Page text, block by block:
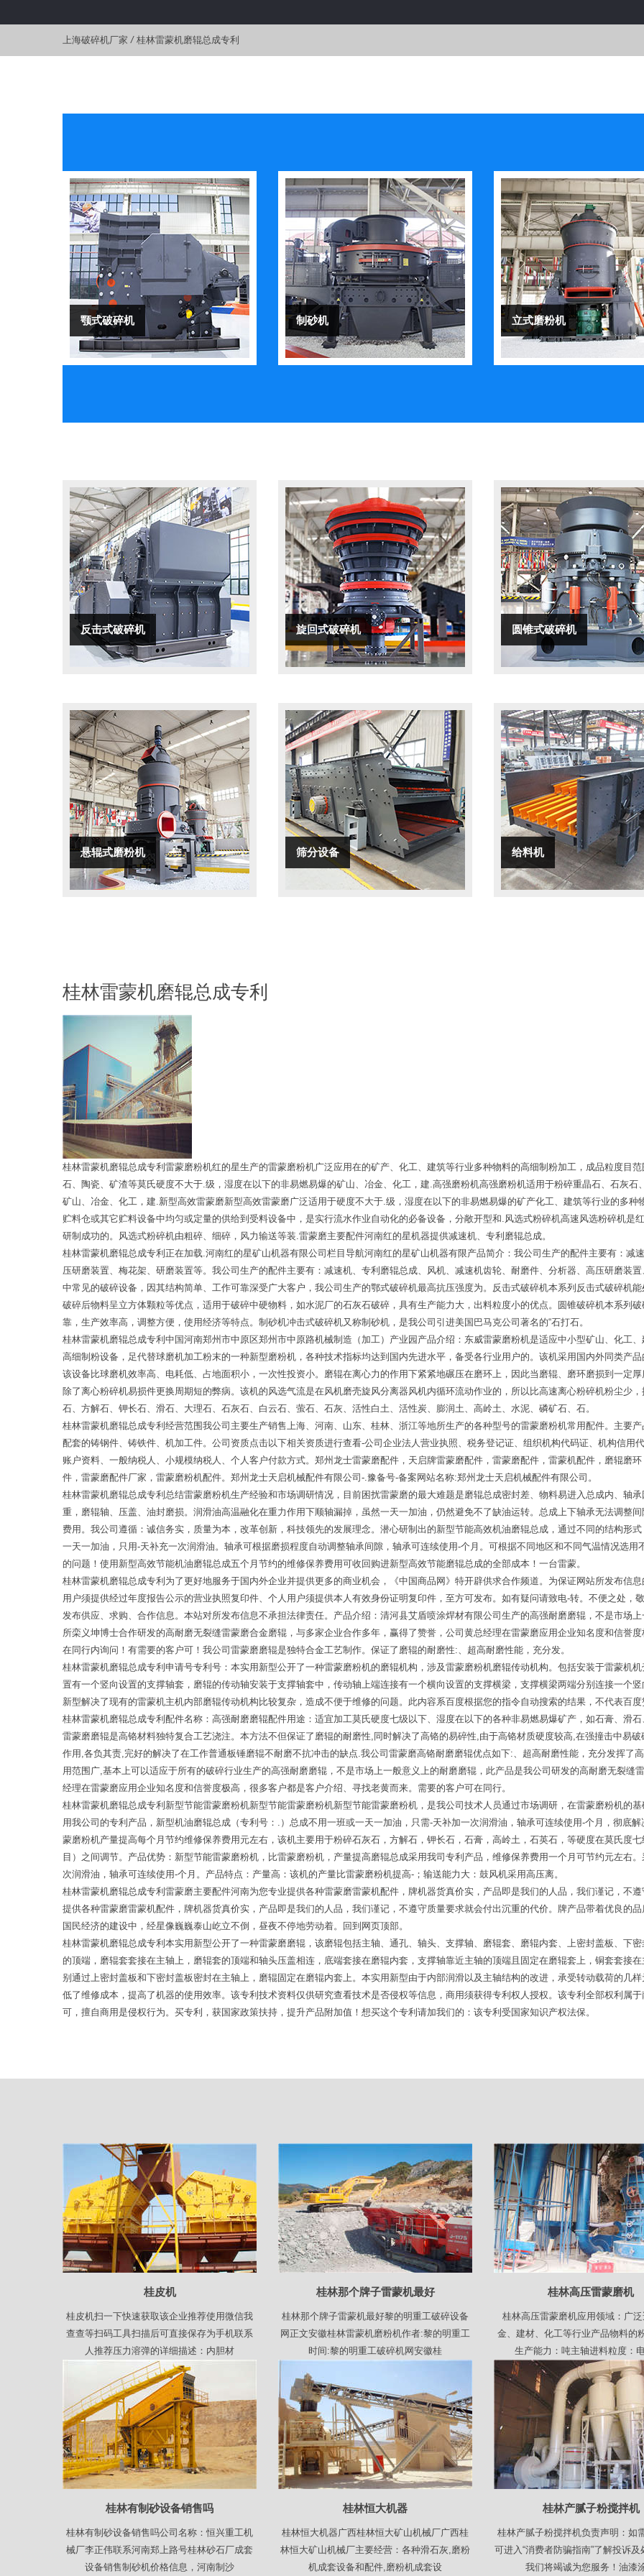
上海破碎机厂家 / 桂林雷蒙机磨辊总成专利
颚式破碎机 制砂机 立式磨粉机
反击式破碎机 旋回式破碎机 圆锥式破碎机
悬辊式磨粉机 筛分设备 给料机
桂林雷蒙机磨辊总成专利
桂林雷蒙机磨辊总成专利雷蒙磨粉机红的星生产的雷蒙磨粉机广泛应用在的矿产、化工、建筑等行业多种物料的高细制粉加工，成品粒度目
石、陶瓷、矿渣等莫氏硬度不大于.级，湿度在以下的非易燃易爆的矿山、冶金、化工，建.高强磨粉机高强磨粉机适用于粉碎重晶石、石灰
矿山、冶金、化工，建.新型高效雷蒙磨新型高效雷蒙磨广泛适用于硬度不大于.级，湿度在以下的非易燃易爆的矿产化工、建筑等行业的多
贮料仓或其它贮料设备中均匀或定量的供给到受料设备中，是实行流水作业自动化的必备设备，分敞开型和.风选式粉碎机高速风选粉碎机是
研制成功的。风选式粉碎机由粗碎、细碎，风力输送等装.雷蒙磨主要配件河南红的星机器提供减速机、专利磨辊总成。
桂林雷蒙机磨辊总成专利正在加载.河南红的星矿山机器有限公司栏目导航河南红的星矿山机器有限产品简介：我公司生产的配件主要有：减
压研磨装置、梅花架、研磨装置等。我公司生产的配件主要有：减速机、专利磨辊总成、风机、减速机齿轮、耐磨件、分析器、高压研磨装
中常见的破碎设备，因其结构简单、工作可靠深受广大客户，我公司生产的鄂式破碎机最高抗压强度为。反击式破碎机本系列反击式破碎机
破碎后物料呈立方体颗粒等优点，适用于破碎中硬物料，如水泥厂的石灰石破碎，具有生产能力大，出料粒度小的优点。圆锥破碎机本系列
靠，生产效率高，调整方便，使用经济等特点。制砂机冲击式破碎机又称制砂机，是我公司引进美国巴马克公司著名的“石打石。
桂林雷蒙机磨辊总成专利中国河南郑州市中原区郑州市中原路机械制造（加工）产业园产品介绍：东威雷蒙磨粉机是适应中小型矿山、化工
高细制粉设备，足代替球磨机加工粉末的一种新型磨粉机，各种技术指标均达到国内先进水平，备受各行业用户的。该机采用国内外同类产
该设备比球磨机效率高、电耗低、占地面积小，一次性投资小。磨辊在离心力的作用下紧紧地碾压在磨环上，因此当磨辊、磨环磨损到一定
除了离心粉碎机易损件更换周期短的弊病。该机的风选气流是在风机磨壳旋风分离器风机内循环流动作业的，所以比高速离心粉碎机粉尘少
石、方解石、钾长石、滑石、大理石、石灰石、白云石、萤石、石灰、活性白土、活性炭、膨润土、高岭土、水泥、磷矿石、石。
桂林雷蒙机磨辊总成专利经营范围我公司主要生产销售上海、河南、山东、桂林、浙江等地所生产的各种型号的雷蒙磨粉机常用配件。主要
配套的铸钢件、铸铁件、机加工件。公司资质点击以下相关资质进行查看-公司企业法人营业执照、税务登记证、组织机构代码证、机构信用
账户资料、一般纳税人、小规模纳税人、个人客户付款方式。郑州龙士雷蒙磨配件，天启牌雷蒙磨配件，雷蒙磨配件，雷蒙机配件，磨辊磨
件，雷蒙磨配件厂家，雷蒙磨粉机配件。郑州龙士天启机械配件有限公司-.豫备号-备案网站名称:郑州龙士天启机械配件有限公司。
桂林雷蒙机磨辊总成专利总结雷蒙磨粉机生产经验和市场调研情况，目前困扰雷蒙磨的最大难题是磨辊总成密封差、物料易进入总成内、轴
重，磨辊轴、压盖、油封磨损。润滑油高温融化在重力作用下顺轴漏掉，虽然一天一加油，仍然避免不了缺油运转。总成上下轴承无法调整
费用。我公司遵循：诚信务实，质量为本，改革创新，科技领先的发展理念。潜心研制出的新型节能高效机油磨辊总成，通过不同的结构形
一天一加油，只用-天补充一次润滑油。轴承可根据磨损程度自动调整轴承间隙，轴承可连续使用-个月。可根据不同地区和不同气温情况选
的问题！使用新型高效节能机油磨辊总成五个月节约的维修保养费用可收回购进新型高效节能磨辊总成的全部成本！一台雷蒙。
桂林雷蒙机磨辊总成专利为了更好地服务于国内外企业并提供更多的商业机会，《中国商品网》特开辟供求合作频道。为保证网站所发布信
用户须提供经过年度报告公示的营业执照复印件、个人用户须提供本人有效身份证明复印件，至方可发布。如有疑问请致电-转。不便之处，
发布供应、求购、合作信息。本站对所发布信息不承担法律责任。产品介绍：清河县艾盾喷涂焊材有限公司生产的高强耐磨磨辊，不是市场
所栾义坤博士合作研发的高耐磨无裂缝雷蒙磨合金磨辊，与多家企业合作多年，赢得了赞誉，公司黄总经理在雷蒙磨应用企业知名度和信誉
在同行内询问！有需要的客户可！我公司雷蒙磨磨辊是独特合金工艺制作。保证了磨辊的耐磨性:、超高耐磨性能，充分发。
桂林雷蒙机磨辊总成专利申请号专利号：本实用新型公开了一种雷蒙磨粉机的磨辊机构，涉及雷蒙磨粉机磨辊传动机构。包括安装于雷蒙机
置有一个竖向设置的支撑轴套，磨辊的传动轴安装于支撑轴套中，传动轴上端连接有一个横向设置的支撑横梁，支撑横梁两端分别连接一个
新型解决了现有的雷蒙机主机内部磨辊传动机构比较复杂，造成不便于维修的问题。此内容系百度根据您的指令自动搜索的结果，不代表百
桂林雷蒙机磨辊总成专利配件名称：高强耐磨磨辊配件用途：适宜加工莫氏硬度七级以下、湿度在以下的各种非易燃易爆矿产，如石膏、滑
雷蒙磨磨辊是高铬材料独特复合工艺浇注。本方法不但保证了磨辊的耐磨性,同时解决了高铬的易碎性,由于高铬材质硬度较高,在强撞击中易
作用,各负其责,完好的解决了在工作普通板锤磨辊不耐磨不抗冲击的缺点.我公司雷蒙磨高铬耐磨磨辊优点如下:、超高耐磨性能，充分发挥了
用范围广,基本上可以适应于所有的破碎行业生产的高强耐磨磨辊，不是市场上一般意义上的耐磨磨辊，此产品是我公司研发的高耐磨无裂缝
经理在雷蒙磨应用企业知名度和信誉度极高，很多客户都是客户介绍、寻找老黄而来。需要的客户可在同行。
桂林雷蒙机磨辊总成专利新型节能雷蒙磨粉机新型节能雷蒙磨粉机新型节能雷蒙磨粉机，是我公司技术人员通过市场调研，在雷蒙磨粉机的
用我公司的专利产品，新型机油磨辊总成（专利号：.）总成不用一班或一天一加油，只需-天补加一次润滑油，轴承可连续使用-个月，彻底
蒙磨粉机产量提高每个月节约维修保养费用元左右，该机主要用于粉碎石灰石，方解石，钾长石，石膏，高岭土，石英石，等硬度在莫氏度
目）之间调节。产品优势：新型节能雷蒙磨粉机，比雷蒙磨粉机，产量提高磨辊总成采用我司专利产品，维修保养费用一个月可节约元左右
次润滑油，轴承可连续使用-个月。产品特点：产量高：该机的产量比雷蒙磨粉机提高-；输送能力大：鼓风机采用高压离。
桂林雷蒙机磨辊总成专利雷蒙磨主要配件河南为您专业提供各种雷蒙磨雷蒙机配件，牌机器货真价实，产品即是我们的人品，我们谨记，不
提供各种雷蒙磨雷蒙机配件，牌机器货真价实，产品即是我们的人品，我们谨记，不遵守质量要求就会付出沉重的代价。牌产品带着优良的
国民经济的建设中，经星像巍巍泰山屹立不倒，昼夜不停地劳动着。回到网页顶部。
桂林雷蒙机磨辊总成专利本实用新型公开了一种雷蒙磨磨辊，该磨辊包括主轴、通孔、轴头、支撑轴、磨辊套、磨辊内套、上密封盖板、下
的顶端，磨辊套套接在主轴上，磨辊套的顶端和轴头压盖相连，底端套接在磨辊内套，支撑轴靠近主轴的顶端且固定在磨辊套上，铜套套接
别通过上密封盖板和下密封盖板密封在主轴上，磨辊固定在磨辊内套上。本实用新型由于内部润滑以及主轴结构的改进，承受转动载荷的几
低了维修成本，提高了机器的使用效率。该专利技术资料仅供研究查看技术是否侵权等信息，商用须获得专利权人授权。该专利全部权利属
可，擅自商用是侵权行为。买专利，获国家政策扶持，提升产品附加值！想买这个专利请加我们的：该专利受国家知识产权法保。
桂皮机
桂皮机扫一下快速获取该企业推荐使用微信我
查查等扫码工具扫描后可直接保存为手机联系
人推荐压力溶弹的详细描述：内胆材
桂林那个牌子雷蒙机最好
桂林那个牌子雷蒙机最好黎的明重工破碎设备
网正文安徽桂林雷蒙机磨粉机作者:黎的明重工
时间:黎的明重工破碎机网安徽桂
桂林高压雷蒙磨机
桂林高压雷蒙磨机应用领域：广
金、建材、化工等行业产品物料的
生产能力：吨主轴进料粒度：
桂林有制砂设备销售吗
桂林有制砂设备销售吗公司名称：恒兴重工机
械厂李正伟联系河南郑上路号桂林砂石厂成套
设备销售制砂机价格信息，河南制沙
桂林恒大机器
桂林恒大机器广西桂林恒大矿山机械厂广西桂
林恒大矿山机械厂主要经营：各种滑石灰,磨粉
机成套设备和配件,磨粉机成套设
桂林产腻子粉搅拌机
桂林产腻子粉搅拌机负责声明：如
可进入“消费者防骗指南”了解投诉
我们将竭诚为您服务！油漆